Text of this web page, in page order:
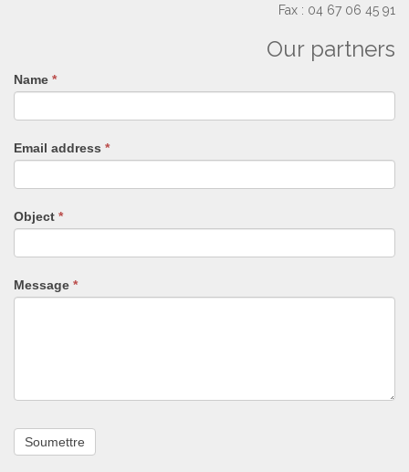
Fax : 04 67 06 45 91
Our partners
Name *
Email address *
Object *
Message *
If
you
are
leave
field